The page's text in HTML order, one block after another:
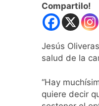
Compartilo!
Jesús
salud de la
“Hay
quiere decir